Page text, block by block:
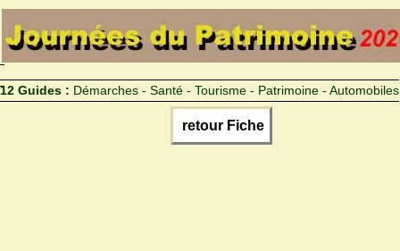
12 Guides : Démarches - Santé - Tourisme - Patrimoine - Automobiles
retour Fiche